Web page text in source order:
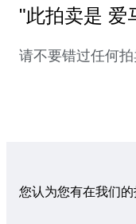
"此拍卖是 爱
请不要错过任何
您认为您有在我们